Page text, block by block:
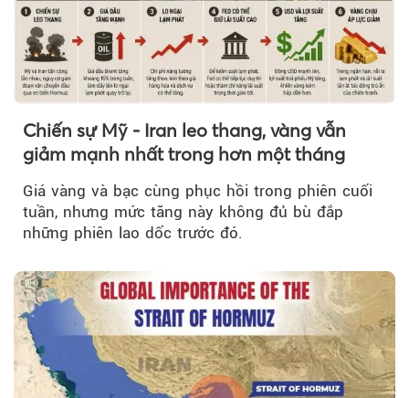
Chiến sự Mỹ - Iran leo thang, vàng vẫn
giảm mạnh nhất trong hơn một tháng
Giá vàng và bạc cùng phục hồi trong phiên cuối
tuần, nhưng mức tăng này không đủ bù đắp
những phiên lao dốc trước đó.